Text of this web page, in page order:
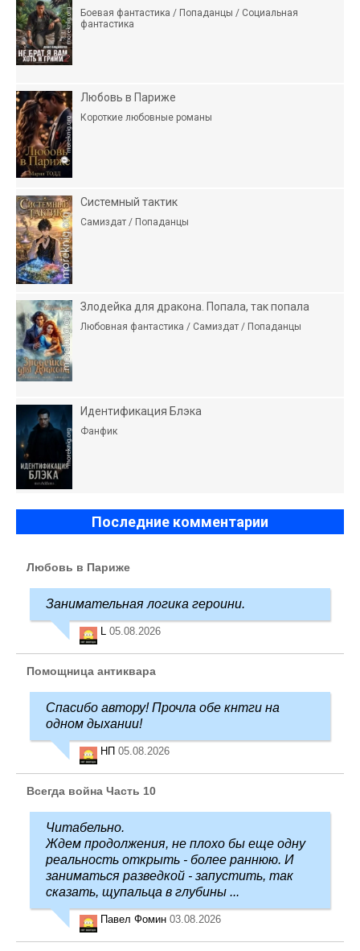
Боевая фантастика / Попаданцы / Социальная
фантастика
Любовь в Париже
Короткие любовные романы
Системный тактик
Самиздат / Попаданцы
Злодейка для дракона. Попала, так попала
Любовная фантастика / Самиздат / Попаданцы
Идентификация Блэка
Фанфик
Последние комментарии
Любовь в Париже
Занимательная логика героини.
L 05.08.2026
Помощница антиквара
Спасибо автору! Прочла обе кнтги на
одном дыхании!
НП 05.08.2026
Всегда война Часть 10
Читабельно.
Ждем продолжения, не плохо бы еще одну
реальность открыть - более раннюю. И
заниматься разведкой - запустить, так
сказать, щупальца в глубины ...
Павел Фомин 03.08.2026